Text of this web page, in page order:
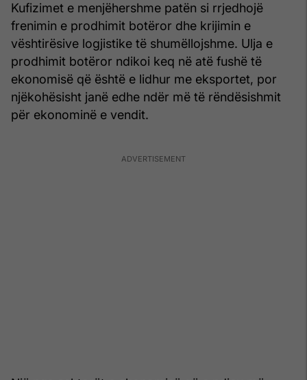
Kufizimet e menjëhershme patën si rrjedhojë
frenimin e prodhimit botëror dhe krijimin e
vështirësive logjistike të shumëllojshme. Ulja e
prodhimit botëror ndikoi keq në atë fushë të
ekonomisë që është e lidhur me eksportet, por
njëkohësisht janë edhe ndër më të rëndësishmit
për ekonominë e vendit.